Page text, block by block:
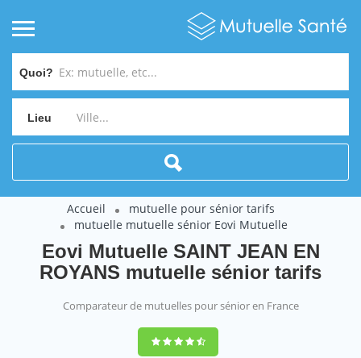
Quoi?
Lieu
Accueil
mutuelle pour sénior tarifs
mutuelle mutuelle sénior Eovi Mutuelle
Eovi Mutuelle SAINT JEAN EN
ROYANS mutuelle sénior tarifs
Comparateur de mutuelles pour sénior en France